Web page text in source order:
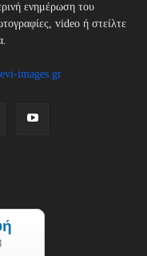
ενημέρωση του
video ή στείλτε
images.gr